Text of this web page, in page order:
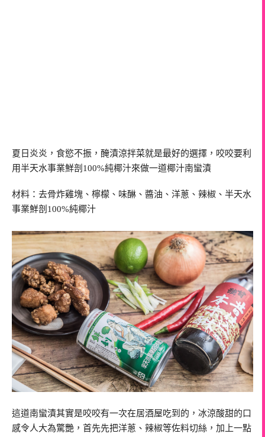
夏日炎炎，食慾不振，醃漬涼拌菜就是最好的選擇，咬咬要利
用半天水事業鮮剖100%純椰汁來做一道椰汁南蠻漬
材料：去骨炸雞塊、檸檬、味醂、醬油、洋蔥、辣椒、半天水
事業鮮剖100%純椰汁
這道南蠻漬其實是咬咬有一次在居酒屋吃到的，冰涼酸甜的口
感令人大為驚艷，首先先把洋蔥、辣椒等佐料切絲，加上一點